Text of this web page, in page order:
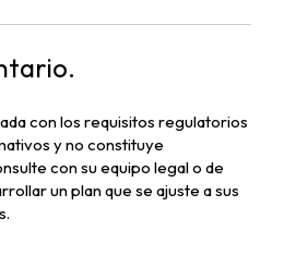
con los requisitos regulatorios
y no constituye
con su equipo legal o de
un plan que se ajuste a sus